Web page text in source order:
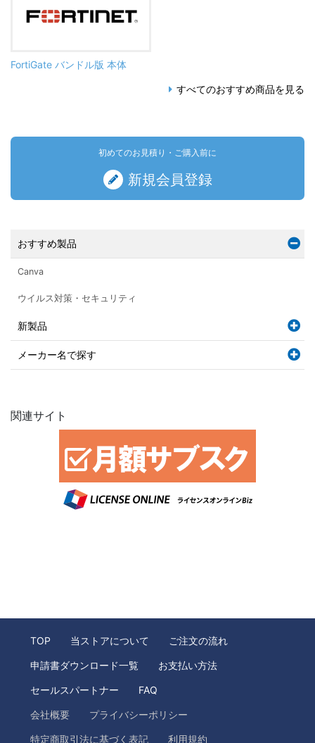
FortiGate バンドル版 本体
すべてのおすすめ商品を見る
初めてのお見積り・ご購入前に
新規会員登録
おすすめ製品
Canva
ウイルス対策・セキュリティ
新製品
メーカー名で探す
関連サイト
TOP 当ストアについて ご注文の流れ
申請書ダウンロード一覧 お支払い方法
セールスパートナー FAQ
会社概要 プライバシーポリシー
特定商取引法に基づく表記 利用規約